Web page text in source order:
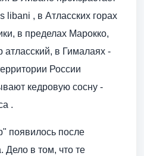
libani , в Атласских горах
в пределах Марокко,
в Гималаях -
России
кедровую сосну -
.
появилось после
Дело в том, что те